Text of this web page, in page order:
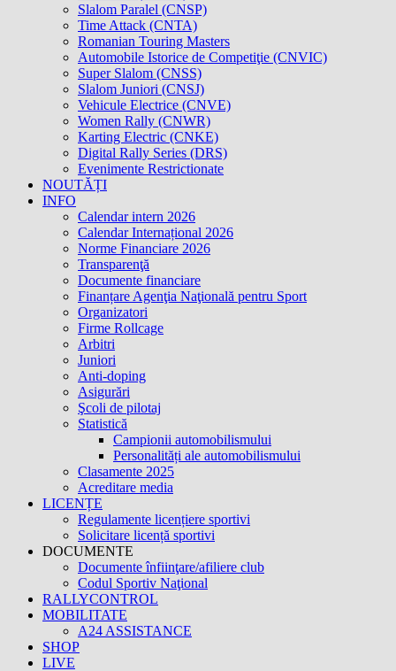
Slalom Paralel (CNSP)
Time Attack (CNTA)
Romanian Touring Masters
Automobile Istorice de Competiţie (CNVIC)
Super Slalom (CNSS)
Slalom Juniori (CNSJ)
Vehicule Electrice (CNVE)
Women Rally (CNWR)
Karting Electric (CNKE)
Digital Rally Series (DRS)
Evenimente Restrictionate
NOUTĂȚI
INFO
Calendar intern 2026
Calendar Internațional 2026
Norme Financiare 2026
Transparenţă
Documente financiare
Finanțare Agenţia Naţională pentru Sport
Organizatori
Firme Rollcage
Arbitri
Juniori
Anti-doping
Asigurări
Şcoli de pilotaj
Statistică
Campionii automobilismului
Personalități ale automobilismului
Clasamente 2025
Acreditare media
LICENȚE
Regulamente licențiere sportivi
Solicitare licență sportivi
DOCUMENTE
Documente înfiinţare/afiliere club
Codul Sportiv Naţional
RALLYCONTROL
MOBILITATE
A24 ASSISTANCE
SHOP
LIVE